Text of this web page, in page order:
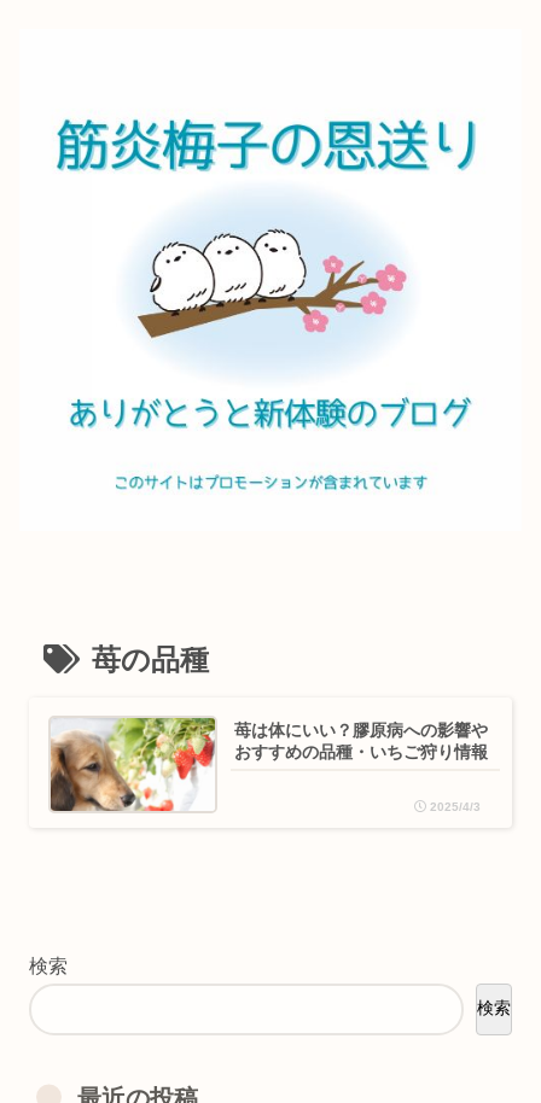
苺の品種
苺は体にいい？膠原病への影響や
おすすめの品種・いちご狩り情報
2025/4/3
検索
検索